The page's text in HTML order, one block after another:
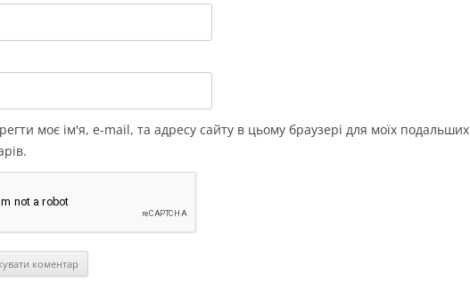
моє ім'я, e-mail, та адресу сайту в цьому браузері для моїх подальших